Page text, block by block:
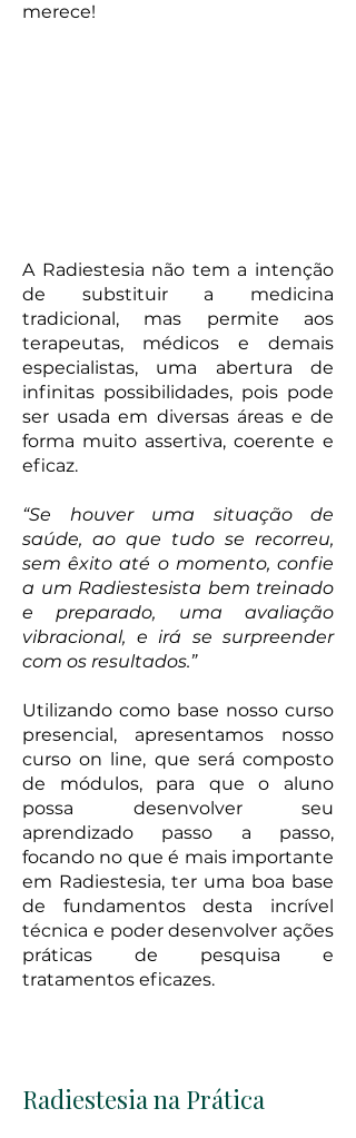
merece!
A Radiestesia não tem a intenção
de substituir a medicina
tradicional, mas permite aos
terapeutas, médicos e demais
especialistas, uma abertura de
infinitas possibilidades, pois pode
ser usada em diversas áreas e de
forma muito assertiva, coerente e
eficaz.
“Se houver uma situação de
saúde, ao que tudo se recorreu,
sem êxito até o momento, confie
a um Radiestesista bem treinado
e preparado, uma avaliação
vibracional, e irá se surpreender
com os resultados.”
Utilizando como base nosso curso
presencial, apresentamos nosso
curso on line, que será composto
de módulos, para que o aluno
possa desenvolver seu
aprendizado passo a passo,
focando no que é mais importante
em Radiestesia, ter uma boa base
de fundamentos desta incrível
técnica e poder desenvolver ações
práticas de pesquisa e
tratamentos eficazes.
Radiestesia na Prática